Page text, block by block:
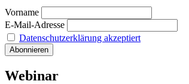
Vorname
E-Mail-Adresse
Datenschutzerklärung akzeptiert
Webinar